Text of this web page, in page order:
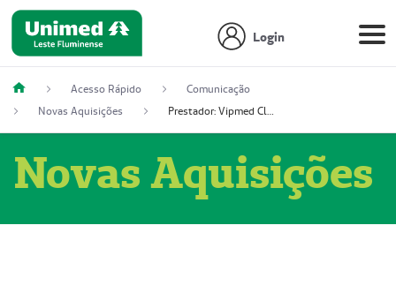
Login
Acesso Rápido
Comunicação
Novas Aquisições
Prestador: Vipmed Clínica Geral Ltda, 51004349-0 (Nome Fantasia: Policlínica Master)
Novas Aquisições